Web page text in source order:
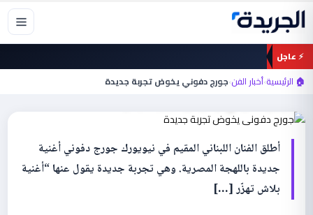
تخطي
المحتوى
⚡ عاجل
🏠 الرئيسية›أخبار الفن›جورج دفوني يخوض تجربة جديدة أخبار الفن
أطلق الفنان اللبناني المقيم في نيويورك جورج دفوني أغنية
جديدة باللهجة المصرية. وهي تجربة جديدة يقول عنها “أغنية
بلاش تهزّر […]